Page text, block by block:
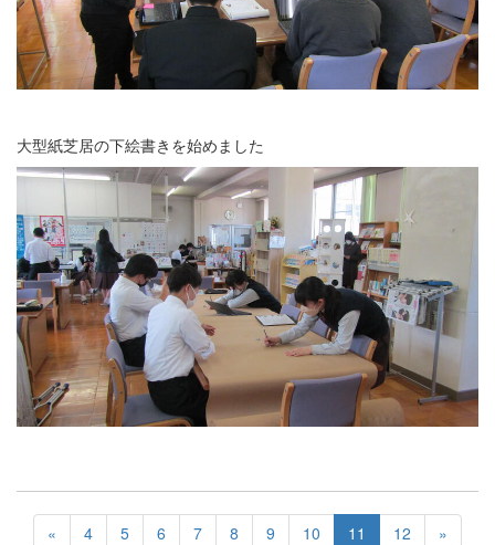
大型紙芝居の下絵書きを始めました
« 4 5 6 7 8 9 10 11 12 »